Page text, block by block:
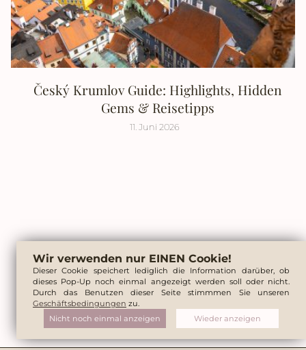
Wir verwenden nur EINEN Cookie!
Dieser Cookie speichert lediglich die Information darüber, ob
dieses Pop-Up noch einmal angezeigt werden soll oder nicht.
Durch das Benutzen dieser Seite stimmmen Sie unseren
Geschäftsbedingungen zu.
Nicht noch einmal anzeigen
Wieder anzeigen
Český Krumlov Guide: Highlights, Hidden
Gems & Reisetipps
11. Juni 2026